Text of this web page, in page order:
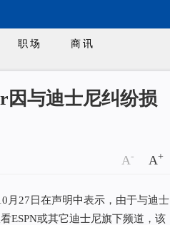
职场 商讯
因与迪士尼纠纷损
A- A+
27日在声明中表示，由于与迪士
ESPN或其它迪士尼旗下频道，该